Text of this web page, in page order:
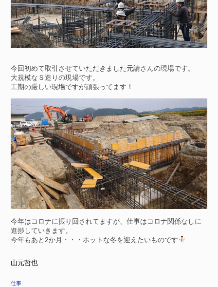
今回初めて取引させていただきました元請さんの現場です。
大規模なＳ造りの現場です。
工期の厳しい現場ですが頑張ってます！
今年はコロナに振り回されてますが、仕事はコロナ関係なしに
進捗していきます。
今年もあと2か月・・・ホットな冬を迎えたいものです
山元哲也
仕事